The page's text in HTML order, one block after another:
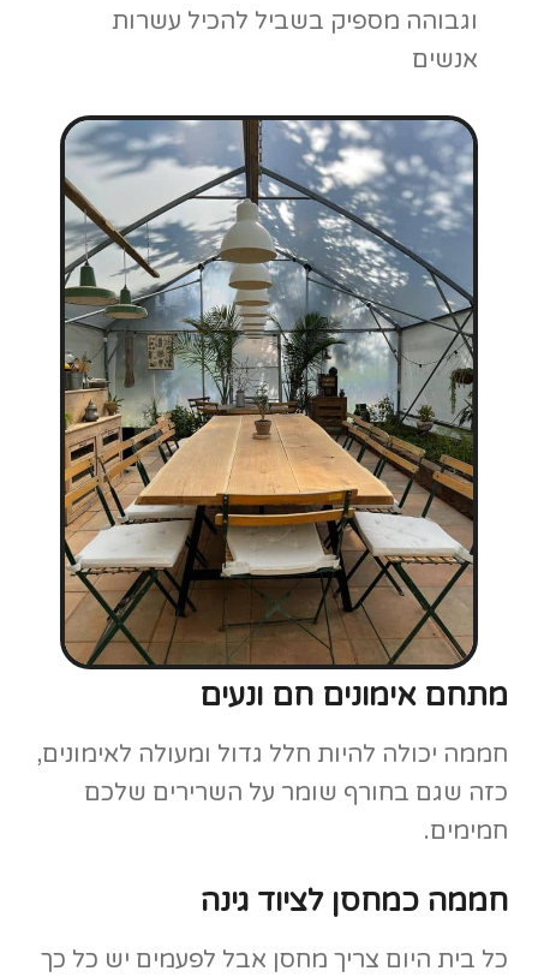
וגבוהה מספיק בשביל להכיל עשרות
אנשים
מתחם אימונים חם ונעים
חממה יכולה להיות חלל גדול ומעולה לאימונים,
כזה שגם בחורף שומר על השרירים שלכם
חמימים.
חממה כמחסן לציוד גינה
כל בית היום צריך מחסן אבל לפעמים יש כל כך